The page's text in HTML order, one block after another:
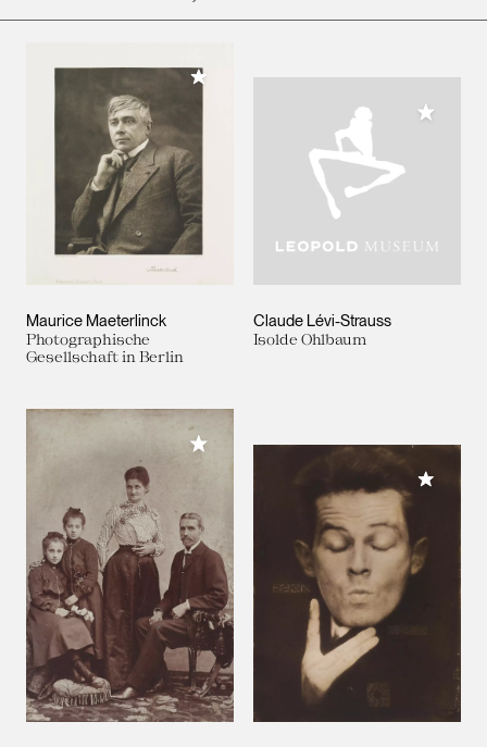
Maurice Maeterlinck
Photographische
Gesellschaft in Berlin
Meiner Sammlung hinzufügen
Claude Lévi-Strauss
Isolde Ohlbaum
Meiner
Meiner Sammlung hinzufügen
Meiner